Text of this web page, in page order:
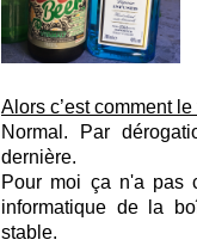
Alors c’est comment
Normal. Par
dernière.
Pour moi ça n'a pas
informatique de la
stable.